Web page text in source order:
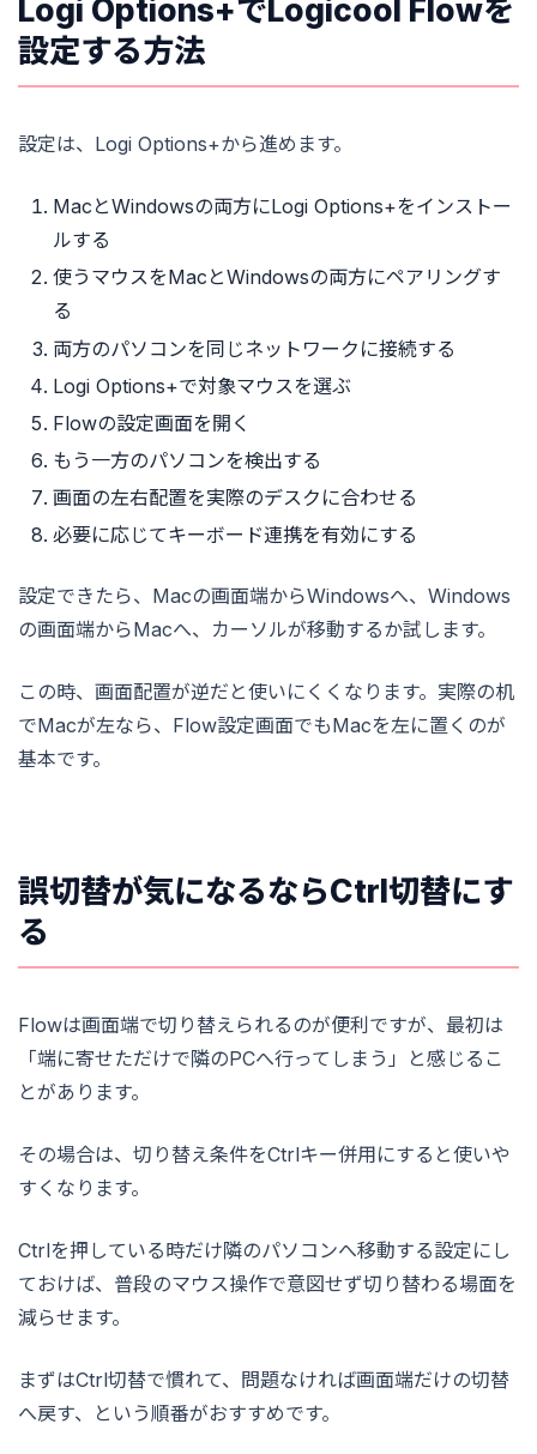
Logi Options+でLogicool Flowを
設定する方法
設定は、Logi Options+から進めます。
MacとWindowsの両方にLogi Options+をインストー
ルする
使うマウスをMacとWindowsの両方にペアリングす
る
両方のパソコンを同じネットワークに接続する
Logi Options+で対象マウスを選ぶ
Flowの設定画面を開く
もう一方のパソコンを検出する
画面の左右配置を実際のデスクに合わせる
必要に応じてキーボード連携を有効にする
設定できたら、Macの画面端からWindowsへ、Windows
の画面端からMacへ、カーソルが移動するか試します。
この時、画面配置が逆だと使いにくくなります。実際の机
でMacが左なら、Flow設定画面でもMacを左に置くのが
基本です。
誤切替が気になるならCtrl切替にす
る
Flowは画面端で切り替えられるのが便利ですが、最初は
「端に寄せただけで隣のPCへ行ってしまう」と感じるこ
とがあります。
その場合は、切り替え条件をCtrlキー併用にすると使いや
すくなります。
Ctrlを押している時だけ隣のパソコンへ移動する設定にし
ておけば、普段のマウス操作で意図せず切り替わる場面を
減らせます。
まずはCtrl切替で慣れて、問題なければ画面端だけの切替
へ戻す、という順番がおすすめです。